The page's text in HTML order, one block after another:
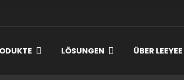
LÖSUNGEN ÜBER LEEYEE